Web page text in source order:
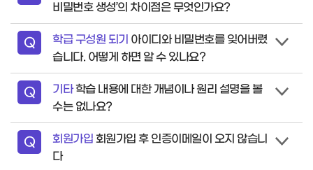
비밀번호 생성’의 차이점은 무엇인가요?
Q질
학급 구성원 되기
아이디와 비밀번호를 잊어버렸
습니다. 어떻게 하면 알 수 있나요?
Q질
기타학습 내용에 대한 개념이나 원리 설명을 볼
수는 없나요?
Q질
회원가입 회원가입 후 인증이메일이 오지 않습니
다